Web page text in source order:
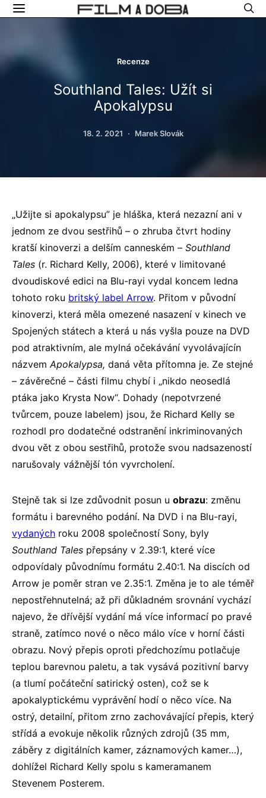
Recenze
Southland Tales: Užít si
Apokalypsu
18. 2. 2021 Marek Slovák
„Užijte si apokalypsu” je hláška, která nezazní ani v
jednom ze dvou sestřihů – o zhruba čtvrt hodiny
kratší kinoverzi a delším canneském – Southland
Tales (r. Richard Kelly, 2006), které v limitované
dvoudiskové edici na Blu-rayi vydal koncem ledna
tohoto roku britský label Arrow. Přitom v původní
kinoverzi, která měla omezené nasazení v kinech ve
Spojených státech a která u nás vyšla pouze na DVD
pod atraktivním, ale mylná očekávání vyvolávajícín
názvemApokalypsa, daná věta přítomna je. Ze stejné
– závěrečné – části filmu chybí i „nikdo neosedlá
ptáka jako Krysta Now“. Dohady (nepotvrzené
tvůrcem, pouze labelem) jsou, že Richard Kelly se
rozhodl pro dodatečné odstranění inkriminovaných
dvou vět z obou sestřihů, protože svou nadsazeností
narušovaly vážnější tón vyvrcholení.
Stejně tak si lze zdůvodnit posun u obrazu: změnu
formátu i barevného podání. Na DVD i na Blu-rayi,
vydaných roku 2008 společností Sony, byly
Southland Tales přepsány v 2.39:1, které více
odpovídaly původnímu formátu 2.40:1. Na discích od
Arrow je poměr stran ve 2.35:1. Změna je to ale téměř
nepostřehnutelná; až při důkladném srovnání vychází
najevo, že dřívější vydání má více informací po pravé
straně, zatímco nové o něco málo více v horní části
obrazu. Nový přepis oproti předchozímu potlačuje
teplou barevnou paletu, a tak vysává pozitivní barvy
(a tlumí počáteční satirický osten), což se k
apokalyptickému vyprávění hodí o něco více. Na
ostrý, detailní, přitom zrno zachovávající přepis, který
střídá a evokuje několik různých zdrojů (35 mm,
záběry z digitálních kamer, záznamových kamer…),
dohlížel Richard Kelly spolu s kameramanem
Stevenem Posterem.